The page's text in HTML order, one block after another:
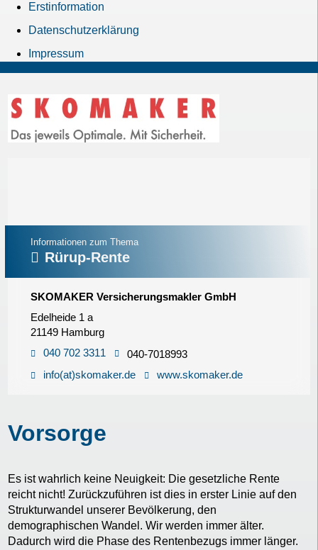
Erstinformation
Datenschutzerklärung
Impressum
Informationen zum Thema
Rürup-Rente
SKOMAKER Versicherungsmakler GmbH
Edelheide 1 a
21149 Hamburg
040 702 3311
040-7018993
info(at)skomaker.de
www.skomaker.de
Vorsorge
Es ist wahrlich keine Neuigkeit: Die gesetzliche Rente
reicht nicht! Zurückzuführen ist dies in erster Linie auf den
Strukturwandel unserer Bevölkerung, den
demographischen Wandel. Wir werden immer älter.
Dadurch wird die Phase des Rentenbezugs immer länger.